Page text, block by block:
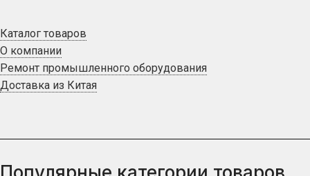
Каталог товаров
О компании
Ремонт промышленного оборудования
Доставка из Китая